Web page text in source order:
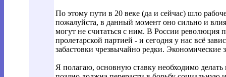
По этому пути в 20 веке (да и сейчас) шло
пожалуйста, в данный момент оно сильно и
могут не считаться с ним. В России революция
пролетарской партией - и сегодня у нас всё
забастовки чрезвычайно редки. Экономические
Я полагаю, основную ставку необходимо